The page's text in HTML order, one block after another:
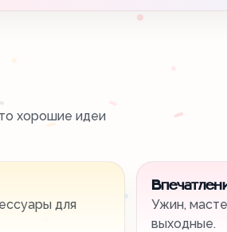
хорошие идеи
для
Ужин,
выходные.